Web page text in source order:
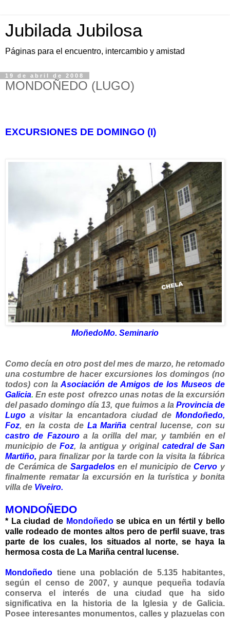
Jubilada Jubilosa
Páginas para el encuentro, intercambio y amistad
19 de abril de 2008
MONDOÑEDO (LUGO)
EXCURSIONES DE DOMINGO (I)
MoñedoMo. Seminario
Como decía en otro post del mes de marzo, he retomado
una costumbre de hacer excursiones los domingos (no
todos) con la Asociación de Amigos de los Museos de
Galicia. En este post ofrezco unas notas de la excursión
del pasado domingo día 13, que fuimos a la Provincia de
Lugo a visitar la encantadora ciudad de Mondoñedo,
Foz, en la costa de La Mariña central lucense, con su
castro de Fazouro a la orilla del mar, y también en el
municipio deFoz, la antigua y original catedral de San
Martiño, para finalizar por la tarde con la visita la fábrica
de Cerámica de Sargadelosen el municipio deCervo y
finalmente rematar la excursión en la turística y bonita
villa de Viveiro.
MONDOÑEDO
* La ciudad de Mondoñedose ubica en un fértil y bello
valle rodeado de montes altos pero de perfil suave, tras
parte de los cuales, los situados al norte, se haya la
hermosa costa de La Mariña central lucense.
Mondoñedo tiene una población de 5.135 habitantes,
según el censo de 2007, y aunque pequeña todavía
conserva el interés de una ciudad que ha sido
significativa en la historia de la Iglesia y deGalicia.
Posee interesantes monumentos, calles y plazuelas con